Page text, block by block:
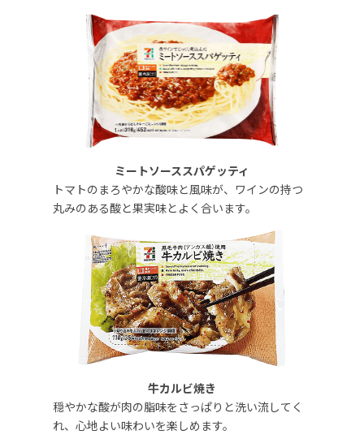
ミートソーススパゲッティ
トマトのまろやかな酸味と風味が、ワインの持つ
丸みのある酸と果実味とよく合います。
牛カルビ焼き
穏やかな酸が肉の脂味をさっぱりと洗い流してく
れ、心地よい味わいを楽しめます。